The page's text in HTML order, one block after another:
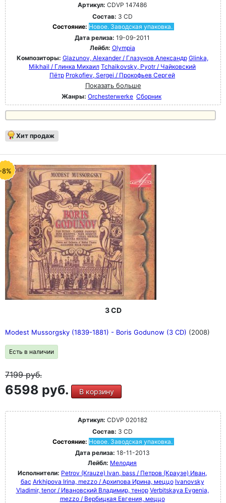
Артикул: CDVP 147486
Состав: 3 CD
Состояние: Новое. Заводская упаковка.
Дата релиза: 19-09-2011
Лейбл: Olympia
Композиторы: Glazunov, Alexander / Глазунов Александр Glinka,
Mikhail / Глинка Михаил Tchaikovsky, Pyotr / Чайковский
Пётр Prokofiev, Sergei / Прокофьев Сергей
Показать больше
Жанры: Orchesterwerke Сборник
Хит продаж
8%
3 CD
Modest Mussorgsky (1839-1881) - Boris Godunow (3 CD) (2008)
Есть в наличии
7199руб.
6598 руб. В корзину
Артикул: CDVP 020182
Состав: 3 CD
Состояние: Новое. Заводская упаковка.
Дата релиза: 18-11-2013
Лейбл: Мелодия
Исполнители: Petrov (Krauze) Ivan, bass / Петров (Краузе) Иван,
бас Arkhipova Irina, mezzo / Архипова Ирина, меццо Ivanovsky
Vladimir, tenor / Ивановский Владимир, тенор Verbitskaya Evgenia,
mezzo / Вербицкая Евгения, меццо